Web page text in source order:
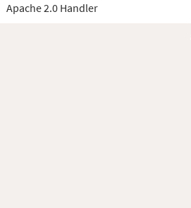
Apache 2.0 Handler